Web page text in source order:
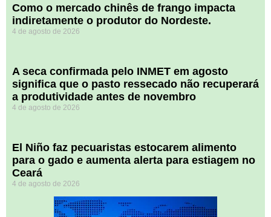
​Como o mercado chinês de frango impacta
indiretamente o produtor do Nordeste.
4 de agosto de 2026
A seca confirmada pelo INMET em agosto
significa que o pasto ressecado não recuperará
a produtividade antes de novembro
4 de agosto de 2026
El Niño faz pecuaristas estocarem alimento
para o gado e aumenta alerta para estiagem no
Ceará
4 de agosto de 2026